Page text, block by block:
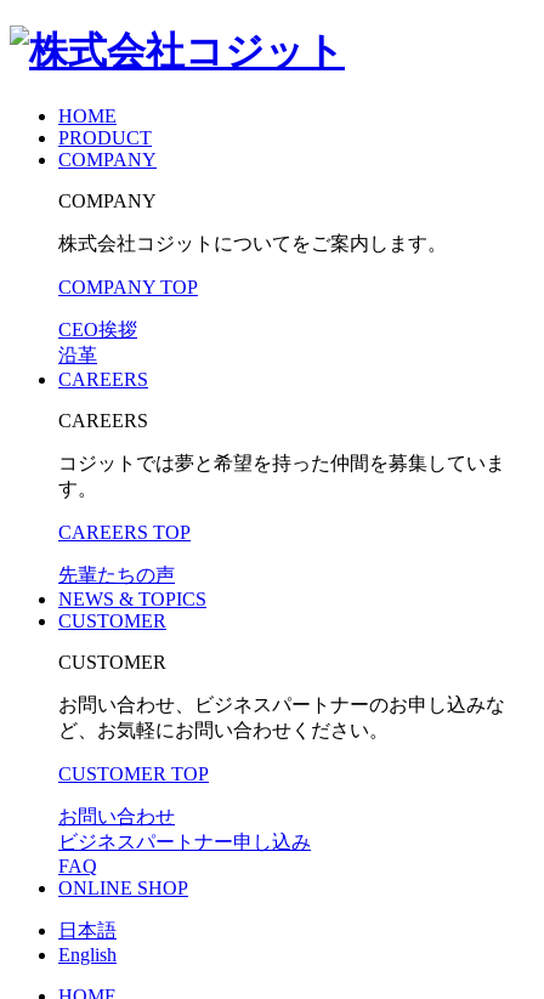
HOME
PRODUCT
COMPANY
COMPANY
株式会社コジットについてをご案内します。
COMPANY TOP
CEO挨拶
沿革
CAREERS
CAREERS
コジットでは夢と希望を持った仲間を募集していま
す。
CAREERS TOP
先輩たちの声
NEWS & TOPICS
CUSTOMER
CUSTOMER
お問い合わせ、ビジネスパートナーのお申し込みな
ど、お気軽にお問い合わせください。
CUSTOMER TOP
お問い合わせ
ビジネスパートナー申し込み
FAQ
ONLINE SHOP
日本語
English